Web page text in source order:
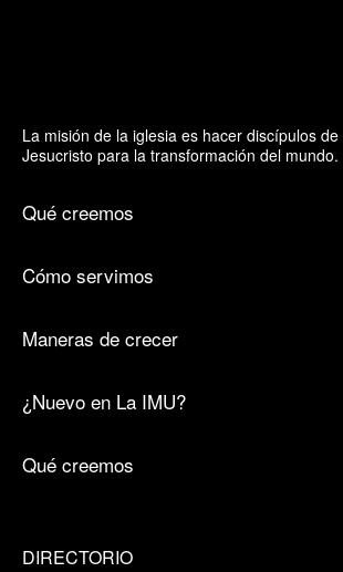
La misión de la iglesia es hacer discípulos de
Jesucristo para la transformación del mundo.
Qué creemos
Cómo servimos
Maneras de crecer
¿Nuevo en La IMU?
Qué creemos
DIRECTORIO